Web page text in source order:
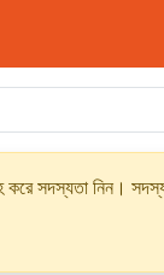
করে সদস্যতা নিন।